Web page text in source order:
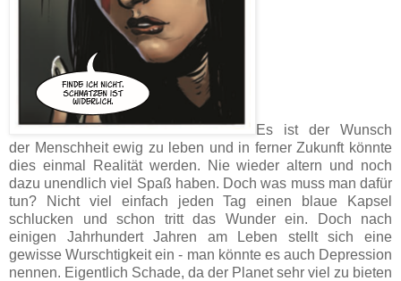
Es ist der Wunsch
der Menschheit ewig zu leben und in ferner Zukunft könnte
dies einmal Realität werden. Nie wieder altern und noch
dazu unendlich viel Spaß haben. Doch was muss man dafür
tun? Nicht viel einfach jeden Tag einen blaue Kapsel
schlucken und schon tritt das Wunder ein. Doch nach
einigen Jahrhundert Jahren am Leben stellt sich eine
gewisse Wurschtigkeit ein - man könnte es auch Depression
nennen. Eigentlich Schade, da der Planet sehr viel zu bieten